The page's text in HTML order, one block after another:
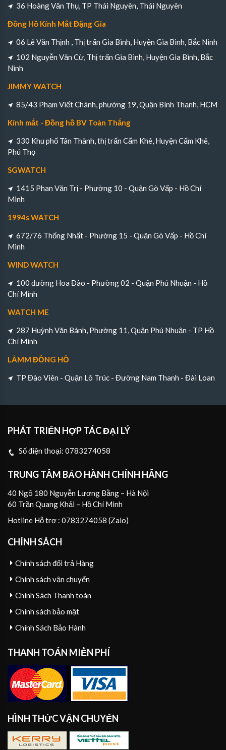
36 Hoàng Văn Thụ, TP Thái Nguyên, Thái Nguyên
Đồng Hồ Kính Mắt Đặng Gia
06 Lê Văn Thịnh , Thị trấn Gia Bình, Huyện Gia Bình, Bắc Ninh
102 Nguyễn Văn Cừ, Thị trấn Gia Bình, Huyện Gia Bình, Bắc
Ninh
JIMMY WATCH
85/43 Phạm Viết Chánh, phường 19, Quận Bình Thạnh, HCM
Kính mắt - Đồng hồ BV Toàn Thắng
330 Khu phố Tân Thành, thị trấn Cẩm Khê, Huyện Cẩm Khê,
Phú Thọ
SGWATCH
1415 Phan Văn Trị - Phường 10 - Quận Gò Vấp - Hồ Chí
Minh
1994s WATCH
672/76 Thống Nhất - Phường 15 - Quận Gò Vấp - Hồ Chí
Minh
WIND WATCH
100 đường Hoa Đào - Phường 02 - Quận Phú Nhuận - Hồ
Chí Minh
WATCH ME
287 Huỳnh Văn Bánh, Phường 11, Quận Phú Nhuận - TP Hồ
Chí Minh
LÂMM ĐỒNG HỒ
TP Đào Viên - Quận Lô Trúc - Đường Nam Thanh - Đài Loan
PHÁT TRIỂN HỢP TÁC ĐẠI LÝ
Số điện thoại: 0783274058
TRUNG TÂM BẢO HÀNH CHÍNH HÃNG
40 Ngõ 180 Nguyễn Lương Bằng – Hà Nội
60 Trần Quang Khải – Hồ Chí Minh
Hotline Hỗ trợ : 0783274058 (Zalo)
CHÍNH SÁCH
Chính sách đổi trả Hàng
Chính sách vận chuyển
Chính Sách Thanh toán
Chính sách bảo mật
Chính Sách Bảo Hành
THANH TOÁN MIỄN PHÍ
HÌNH THỨC VẬN CHUYỂN